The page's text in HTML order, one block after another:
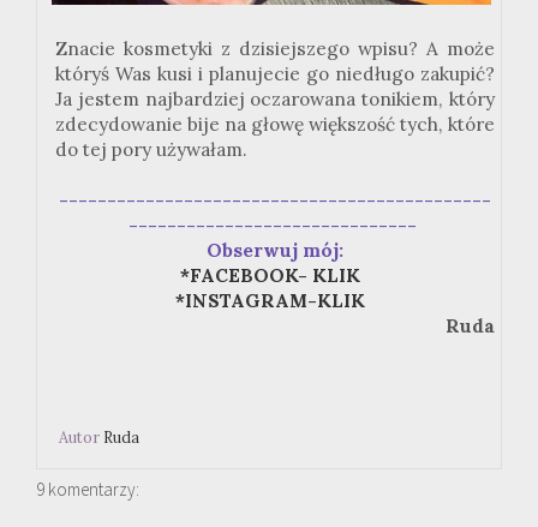
Znacie kosmetyki z dzisiejszego wpisu? A może
któryś Was kusi i planujecie go niedługo zakupić?
Ja jestem najbardziej oczarowana tonikiem, który
zdecydowanie bije na głowę większość tych, które
do tej pory używałam.
---------------------------------------------
------------------------------
Obserwuj mój:
*FACEBOOK- KLIK
*INSTAGRAM-KLIK
Ruda
Autor Ruda
9 komentarzy: